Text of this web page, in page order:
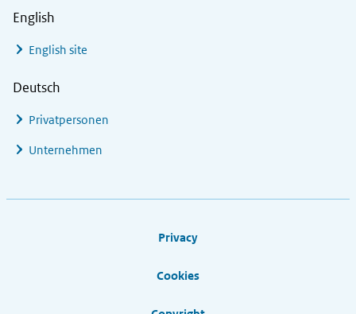
English
English site
Deutsch
Privatpersonen
Unternehmen
Privacy
Cookies